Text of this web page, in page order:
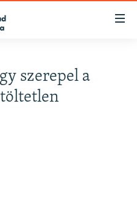
szerepel a